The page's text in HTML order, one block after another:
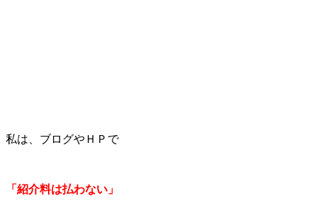
私は、ブログやＨＰで
「紹介料は払わない」